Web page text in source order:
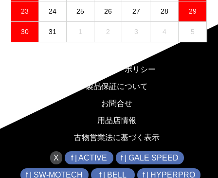
23 24 25 26 27 28 29
30 31 1 2 3 4 5
プライバシーポリシー
製品保証について
お問合せ
用品店情報
古物営業法に基づく表示
X f | ACTIVE f | GALE SPEED
f | SW-MOTECH f | BELL f | HYPERPRO